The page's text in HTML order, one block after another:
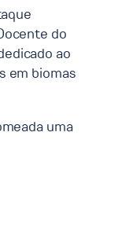
do
ao
em biomas
uma